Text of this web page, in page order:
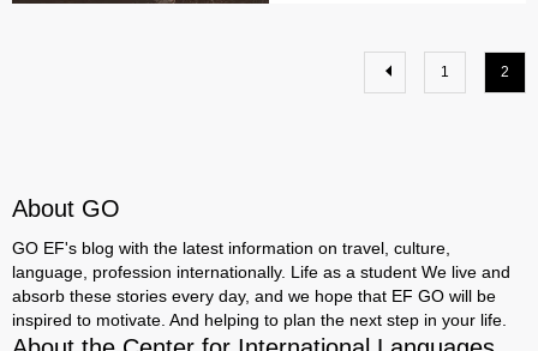
1 2
About GO
GO EF's blog with the latest information on travel, culture,
language, profession internationally. Life as a student We live and
absorb these stories every day, and we hope that EF GO will be
inspired to motivate. And helping to plan the next step in your life.